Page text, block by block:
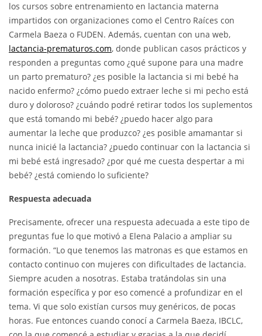
los cursos sobre entrenamiento en lactancia materna
impartidos con organizaciones como el Centro Raíces con
Carmela Baeza o FUDEN. Además, cuentan con una web,
lactancia-prematuros.com, donde publican casos prácticos y
responden a preguntas como ¿qué supone para una madre
un parto prematuro? ¿es posible la lactancia si mi bebé ha
nacido enfermo? ¿cómo puedo extraer leche si mi pecho está
duro y doloroso? ¿cuándo podré retirar todos los suplementos
que está tomando mi bebé? ¿puedo hacer algo para
aumentar la leche que produzco? ¿es posible amamantar si
nunca inicié la lactancia? ¿puedo continuar con la lactancia si
mi bebé está ingresado? ¿por qué me cuesta despertar a mi
bebé? ¿está comiendo lo suficiente?
Respuesta adecuada
Precisamente, ofrecer una respuesta adecuada a este tipo de
preguntas fue lo que motivó a Elena Palacio a ampliar su
formación. “Lo que tenemos las matronas es que estamos en
contacto continuo con mujeres con dificultades de lactancia.
Siempre acuden a nosotras. Estaba tratándolas sin una
formación específica y por eso comencé a profundizar en el
tema. Vi que solo existían cursos muy genéricos, de pocas
horas. Fue entonces cuando conocí a Carmela Baeza, IBCLC,